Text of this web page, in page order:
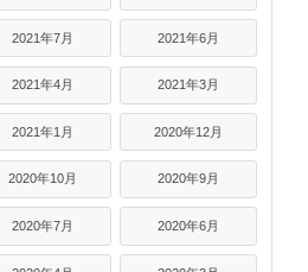
2021年7月 2021年6月
2021年4月 2021年3月
2021年1月 2020年12月
2020年10月 2020年9月
2020年7月 2020年6月